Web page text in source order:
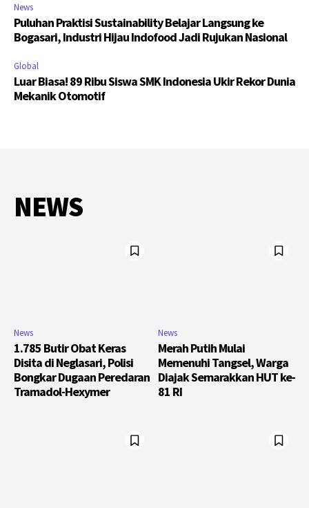
News
Puluhan Praktisi Sustainability Belajar Langsung ke
Bogasari, Industri Hijau Indofood Jadi Rujukan Nasional
Global
Luar Biasa! 89 Ribu Siswa SMK Indonesia Ukir Rekor Dunia
Mekanik Otomotif
NEWS
News
1.785 Butir Obat Keras
Disita di Neglasari, Polisi
Bongkar Dugaan Peredaran
Tramadol-Hexymer
News
Merah Putih Mulai
Memenuhi Tangsel, Warga
Diajak Semarakkan HUT ke-
81 RI